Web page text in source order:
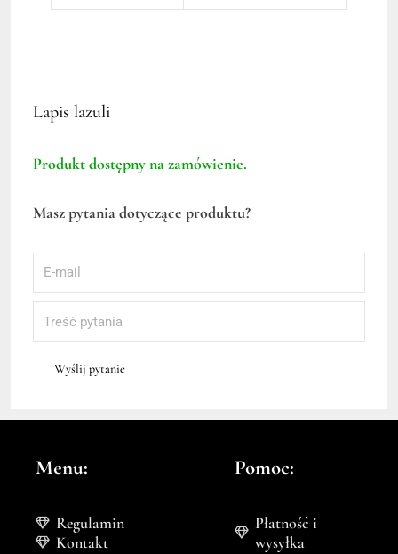
Lapis lazuli
Produkt dostępny na zamówienie.
Masz pytania dotyczące produktu?
Wyślij pytanie
Menu:
Regulamin
Kontakt
Pomoc:
Płatność i
wysyłka